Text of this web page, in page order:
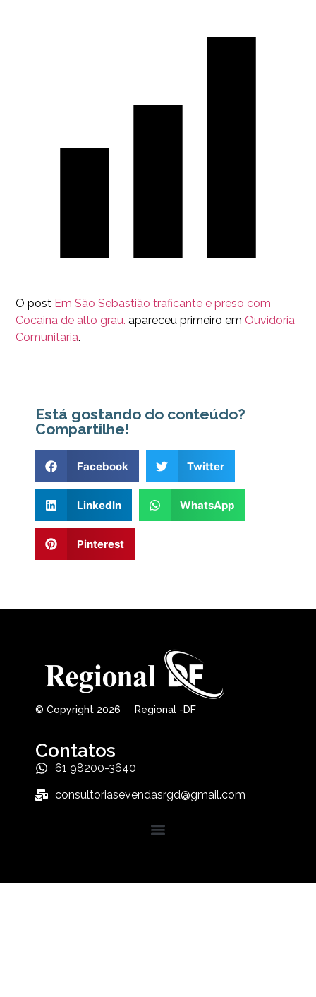
O post Em São Sebastião traficante e preso com
Cocaina de alto grau. apareceu primeiro em Ouvidoria
Comunitaria.
Está gostando do conteúdo?
Compartilhe!
Facebook Twitter
LinkedIn WhatsApp
Pinterest
© Copyright 2026 Regional -DF
Contatos
61 98200-3640
consultoriasevendasrgd@gmail.com